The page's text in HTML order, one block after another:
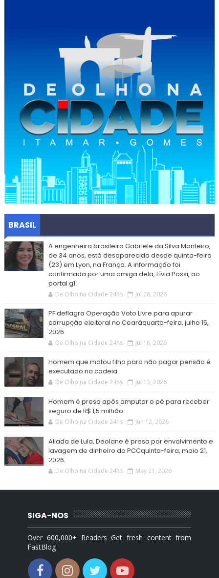
BRASIL
A engenheira brasileira Gabriele da Silva Monteiro,
de 34 anos, está desaparecida desde quinta-feira
(23) em Lyon, na França. A informação foi
confirmada por uma amiga dela, Lívia Possi, ao
portal g1.
De Olho na Cidade 24hs Jul 28, 2026
PF deflagra Operação Voto Livre para apurar
corrupção eleitoral no Cearáquarta-feira, julho 15,
2026
De Olho na Cidade 24hs Jul 16, 2026
Homem que matou filho para não pagar pensão é
executado na cadeia
De Olho na Cidade 24hs Jul 13, 2026
Homem é preso após amputar o pé para receber
seguro de R$ 1,5 milhão
De Olho na Cidade 24hs Jun 12, 2026
Aliada de Lula, Deolane é presa por envolvimento e
lavagem de dinheiro do PCCquinta-feira, maio 21,
2026.
De Olho na Cidade 24hs May 21, 2026
SIGA-NOS
Over 600,000+ Readers Get fresh content from
FastBlog